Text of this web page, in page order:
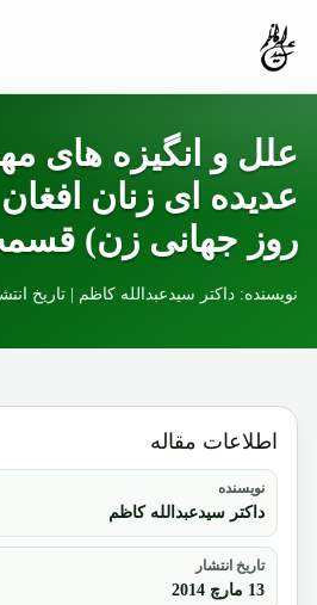
علل و انگیزه های
عدیده ای زنان
روز جهانی زن)
نویسنده: داکتر سیدعبدالله کاظم | تاریخ انتشار: 13 مارچ
اطلاعات مقاله
نویسنده
داکتر سیدعبدالله کاظم
تاریخ انتشار
13 مارچ 2014